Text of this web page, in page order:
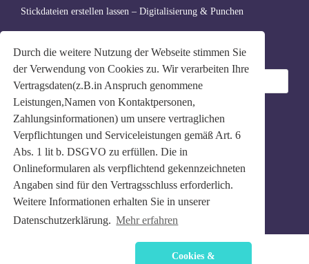
Durch die weitere Nutzung der Webseite stimmen Sie
der Verwendung von Cookies zu. Wir verarbeiten Ihre
Vertragsdaten(z.B.in Anspruch genommene
Leistungen,Namen von Kontaktpersonen,
Zahlungsinformationen) um unsere vertraglichen
Verpflichtungen und Serviceleistungen gemäß Art. 6
Abs. 1 lit b. DSGVO zu erfüllen. Die in
Onlineformularen als verpflichtend gekennzeichneten
Angaben sind für den Vertragsschluss erforderlich.
Weitere Informationen erhalten Sie in unserer
Datenschutzerklärung. Mehr erfahren
Cookies &
Stickdateien erstellen lassen – Digitalisierung & Punchen
Archiv